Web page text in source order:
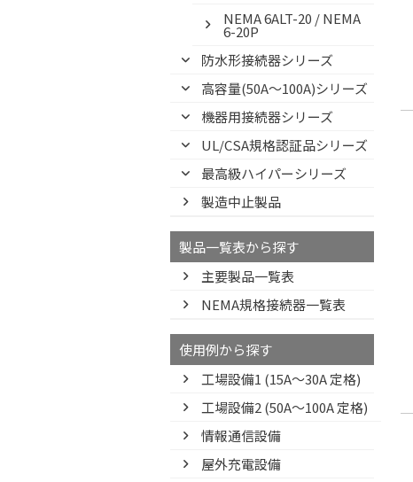
NEMA 6ALT-20 / NEMA
6-20P
防水形接続器シリーズ
高容量(50A～100A)シリーズ
機器用接続器シリーズ
UL/CSA規格認証品シリーズ
最高級ハイパーシリーズ
製造中止製品
製品一覧表から探す
主要製品一覧表
NEMA規格接続器一覧表
使用例から探す
工場設備1 (15A〜30A 定格)
工場設備2 (50A〜100A 定格)
情報通信設備
屋外充電設備